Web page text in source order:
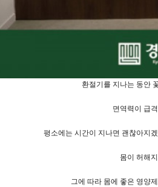
환절기를 지나는 동안
면역력이 급
평소에는 시간이 지나면 괜찮아지
몸이 허해
그에 따라 몸에 좋은 영양